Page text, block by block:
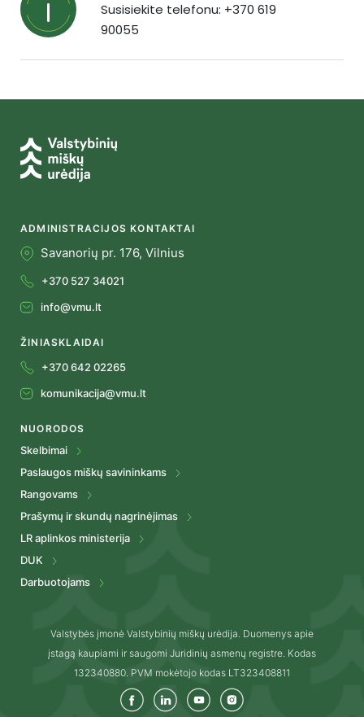
Susisiekite telefonu: +370 619
90055
ADMINISTRACIJOS KONTAKTAI
Savanorių pr. 176, Vilnius
+370 527 34021
info@vmu.lt
ŽINIASKLAIDAI
+370 642 02265
komunikacija@vmu.lt
NUORODOS
Skelbimai
Paslaugos miškų savininkams
Rangovams
Prašymų ir skundų nagrinėjimas
LR aplinkos ministerija
DUK
Darbuotojams
Valstybės įmonė Valstybinių miškų urėdija. Duomenys apie
įstagą kaupiami ir saugomi Juridinių asmenų registre. Kodas
132340880. PVM mokėtojo kodas LT323408811